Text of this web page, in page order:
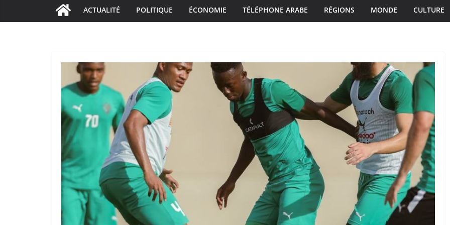
ACTUALITÉ POLITIQUE ÉCONOMIE TÉLÉPHONE ARABE RÉGIONS MONDE CULTURE